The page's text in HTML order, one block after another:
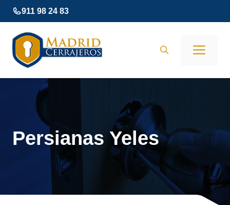
Saltar
al
contenido
911 98 24 83
Persianas Yeles